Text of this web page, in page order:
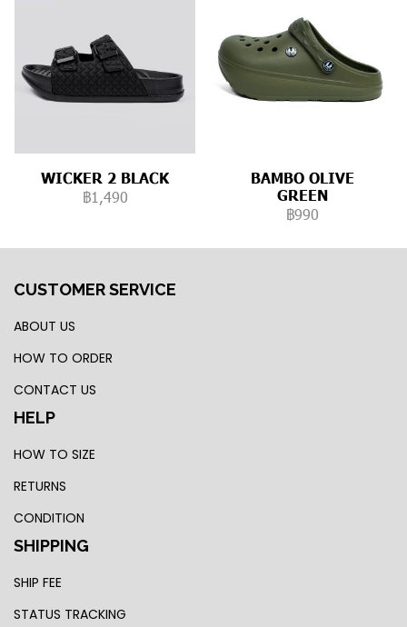
WICKER 2 BLACK
฿1,490
BAMBO OLIVE
GREEN
฿990
CUSTOMER SERVICE
ABOUT US
HOW TO ORDER
CONTACT US
HELP
HOW TO SIZE
RETURNS
CONDITION
SHIPPING
SHIP FEE
STATUS TRACKING